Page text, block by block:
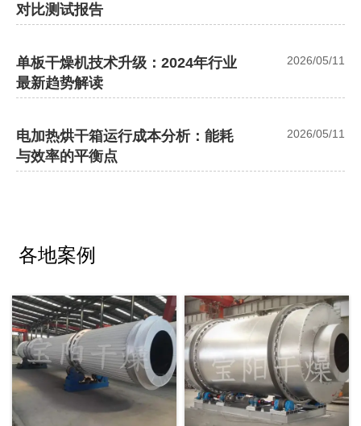
对比测试报告
单板干燥机技术升级：2024年行业
最新趋势解读
2026/05/11
电加热烘干箱运行成本分析：能耗
与效率的平衡点
2026/05/11
各地案例